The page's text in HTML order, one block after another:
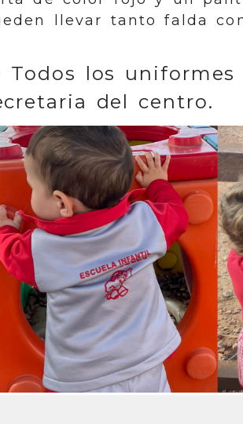
llevar tanto falda
Todos los
del centro.